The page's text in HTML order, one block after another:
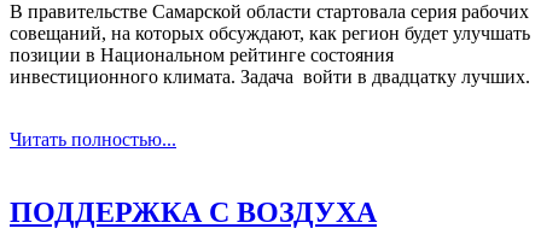
В правительстве Самарской области стартовала серия рабочих
совещаний, на которых обсуждают, как регион будет улучшать
позиции в Национальном рейтинге состояния
инвестиционного климата. Задача ­ войти в двадцатку лучших.
Читать полностью...
ПОДДЕРЖКА С ВОЗДУХА